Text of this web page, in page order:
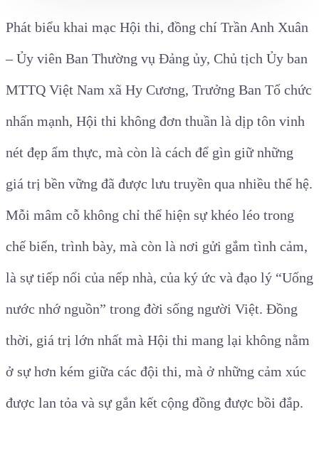
Phát biểu khai mạc Hội thi, đồng chí Trần Anh Xuân
– Ủy viên Ban Thường vụ Đảng ủy, Chủ tịch Ủy ban
MTTQ Việt Nam xã Hy Cương, Trưởng Ban Tổ chức
nhấn mạnh, Hội thi không đơn thuần là dịp tôn vinh
nét đẹp ẩm thực, mà còn là cách để gìn giữ những
giá trị bền vững đã được lưu truyền qua nhiều thế hệ.
Mỗi mâm cỗ không chỉ thể hiện sự khéo léo trong
chế biến, trình bày, mà còn là nơi gửi gắm tình cảm,
là sự tiếp nối của nếp nhà, của ký ức và đạo lý “Uống
nước nhớ nguồn” trong đời sống người Việt. Đồng
thời, giá trị lớn nhất mà Hội thi mang lại không nằm
ở sự hơn kém giữa các đội thi, mà ở những cảm xúc
được lan tỏa và sự gắn kết cộng đồng được bồi đắp.